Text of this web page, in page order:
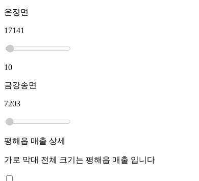
온정면
17141
10
금강송면
7203
평해읍 매출 상세
가로 막대 전체 크기는 평해읍 매출 입니다